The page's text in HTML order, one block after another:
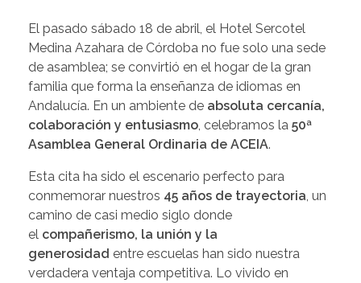
El pasado sábado 18 de abril, el Hotel Sercotel
Medina Azahara de Córdoba no fue solo una sede
de asamblea; se convirtió en el hogar de la gran
familia que forma la enseñanza de idiomas en
Andalucía. En un ambiente de absoluta cercanía,
colaboración y entusiasmo, celebramos la 50ª
Asamblea General Ordinaria de ACEIA.
Esta cita ha sido el escenario perfecto para
conmemorar nuestros 45 años de trayectoria, un
camino de casi medio siglo donde
el compañerismo, la unión y la
generosidad entre escuelas han sido nuestra
verdadera ventaja competitiva. Lo vivido en